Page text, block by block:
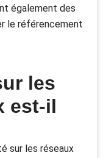
également des
le référencement
les
est-il
sur les réseaux